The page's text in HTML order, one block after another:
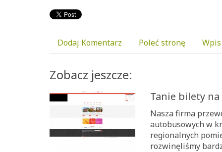
Dodaj Komentarz Poleć stronę
Zobacz jeszcze:
Tanie bilety na
Nasza firma
autobusowych w
regionalnych
rozwinęliśmy